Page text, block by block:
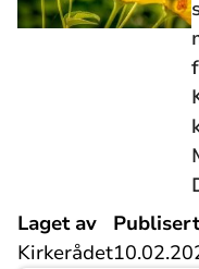
Laget av
Kirkerådet
Publisert